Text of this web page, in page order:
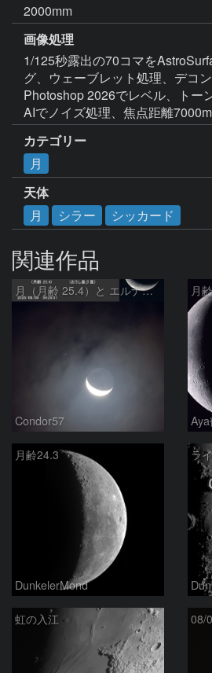
2000mm
画像処理
1/125秒露出の70コマを
グ、ウェーブレット処理、デコン
Photoshop 2026でレベル、トー
AIでノイズ処理、焦点距離
カテゴリー
月
天体
月
シラー シッカード
関連作品
月（月齢 25.4）と エルナト（おうし座β星）
Condor57
月
月齢24.3
DunkelerMond
ラ
虹の入江 08/